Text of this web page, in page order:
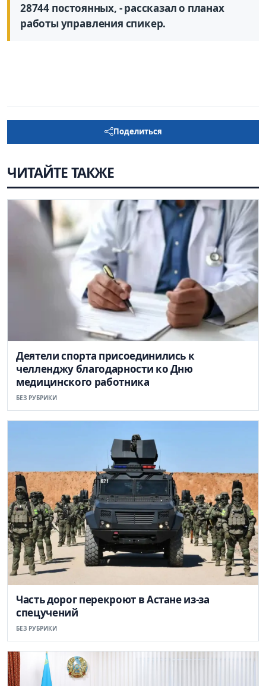
28744 постоянных, - рассказал о планах
работы управления спикер.
Поделиться
ЧИТАЙТЕ ТАКЖЕ
Деятели спорта присоединились к
челленджу благодарности ко Дню
медицинского работника
БЕЗ РУБРИКИ
Часть дорог перекроют в Астане из-за
спецучений
БЕЗ РУБРИКИ